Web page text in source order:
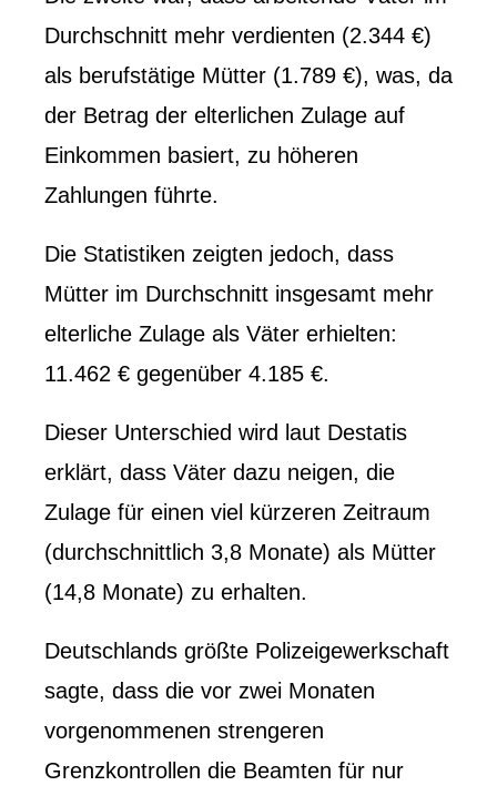
Durchschnitt mehr verdienten (2.344 €)
als berufstätige Mütter (1.789 €), was, da
der Betrag der elterlichen Zulage auf
Einkommen basiert, zu höheren
Zahlungen führte.
Die Statistiken zeigten jedoch, dass
Mütter im Durchschnitt insgesamt mehr
elterliche Zulage als Väter erhielten:
11.462 € gegenüber 4.185 €.
Dieser Unterschied wird laut Destatis
erklärt, dass Väter dazu neigen, die
Zulage für einen viel kürzeren Zeitraum
(durchschnittlich 3,8 Monate) als Mütter
(14,8 Monate) zu erhalten.
Deutschlands größte Polizeigewerkschaft
sagte, dass die vor zwei Monaten
vorgenommenen strengeren
Grenzkontrollen die Beamten für nur